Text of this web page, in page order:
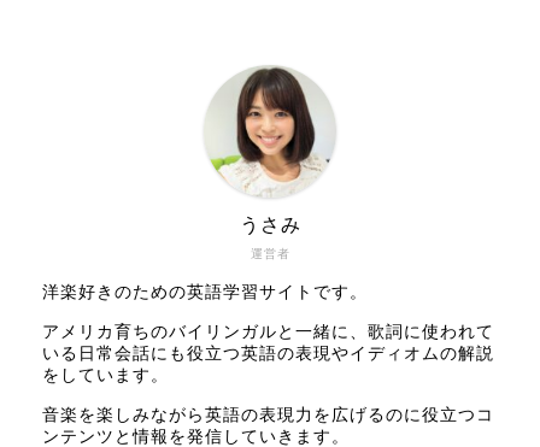
運営者
うさみ
洋楽好きのための英語学習サイトです。
アメリカ育ちのバイリンガルと一緒に、歌詞に使われて
いる日常会話にも役立つ英語の表現やイディオムの解説
をしています。
音楽を楽しみながら英語の表現力を広げるのに役立つコ
ンテンツと情報を発信していきます。